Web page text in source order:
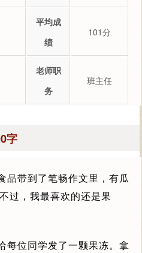
平均成
绩
101分
老师职
务
班主任
字
品带到了笔畅作文里，有瓜
过，我最喜欢的还是果
每位同学发了一颗果冻。拿